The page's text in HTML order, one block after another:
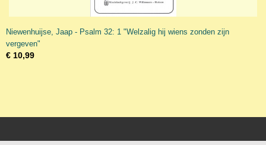
Niewenhuijse, Jaap - Psalm 32: 1 "Welzalig hij wiens zonden zijn
vergeven"
€ 10,99